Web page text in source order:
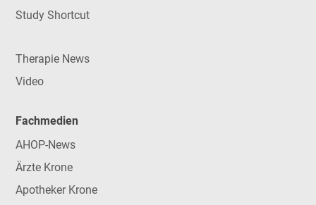
Study Shortcut
Therapie News
Video
Fachmedien
AHOP-News
Ärzte Krone
Apotheker Krone